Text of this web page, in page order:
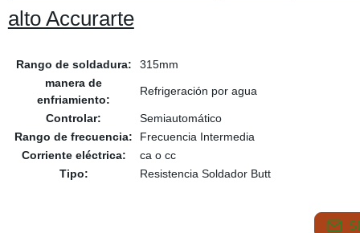
alto Accurarte
Rango de soldadura:
315mm
manera de
enfriamiento:
Refrigeración por agua
Controlar:
Semiautomático
Rango de frecuencia:
Frecuencia Intermedia
Corriente eléctrica:
ca o cc
Tipo:
Resistencia Soldador Butt